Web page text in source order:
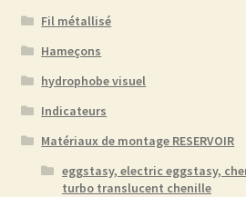
Fil métallisé
Hameçons
hydrophobe visuel
Indicateurs
Matériaux de montage RESERVOIR
eggstasy, electric eggstasy,
turbo translucent chenille